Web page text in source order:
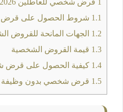
1 قرض شخصي للعاطلين 2026
1.1 شروط الحصول على قرض
1.2 الجهات المانحة للقروض
1.3 قيمة القروض الشخصية
1.4 كيفية الحصول على
1.5 قرض شخصي بدون وظيفة